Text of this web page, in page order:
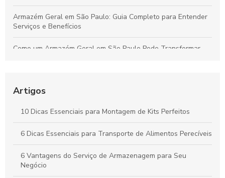
Armazém Geral em São Paulo: Guia Completo para Entender
Serviços e Benefícios
Como um Armazém Geral em São Paulo Pode Transformar
Perecíveis: Tudo que Você Deve Conhecer
Por que a Montagem Profissional de Kits é Essencial para
Durabilidade e Eficiência dos Seus Produtos
Vantagens do Transporte de Carga Dedicada para Otimizar
Seu Negócio
Artigos
10 Dicas Essenciais para Montagem de Kits Perfeitos
6 Dicas Essenciais para Transporte de Alimentos Perecíveis
6 Vantagens do Serviço de Armazenagem para Seu
Negócio